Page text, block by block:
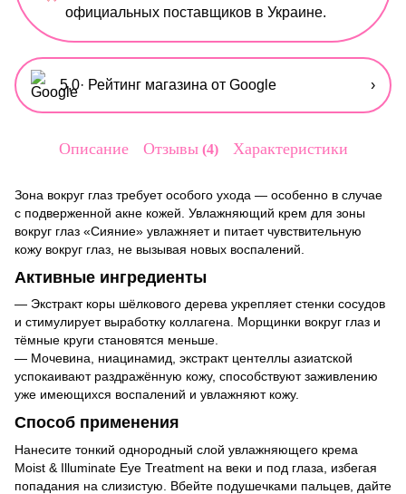
официальных поставщиков в Украине.
5,0· Рейтинг магазина от Google ›
Описание Отзывы 4 Характеристики
Зона вокруг глаз требует особого ухода — особенно в случае
с подверженной акне кожей. Увлажняющий крем для зоны
вокруг глаз «Сияние» увлажняет и питает чувствительную
кожу вокруг глаз, не вызывая новых воспалений.
Активные ингредиенты
— Экстракт коры шёлкового дерева укрепляет стенки сосудов
и стимулирует выработку коллагена. Морщинки вокруг глаз и
тёмные круги становятся меньше.
— Мочевина, ниацинамид, экстракт центеллы азиатской
успокаивают раздражённую кожу, способствуют заживлению
уже имеющихся воспалений и увлажняют кожу.
Способ применения
Нанесите тонкий однородный слой увлажняющего крема
Moist & Illuminate Eye Treatment на веки и под глаза, избегая
попадания на слизистую. Вбейте подушечками пальцев, дайте